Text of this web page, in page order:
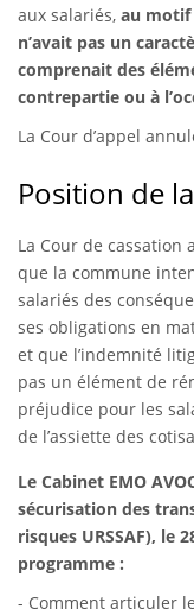
aux salariés, au motif
n’avait pas un
comprenait des
contrepartie ou à
La Cour d’appel
Position de
La Cour de cassation
que la commune
salariés des
ses obligations en
et que l’indemnité
pas un élément de
préjudice pour les
de l’assiette des
Le Cabinet EMO
sécurisation des
risques URSSAF), le
programme :
- Comment articuler